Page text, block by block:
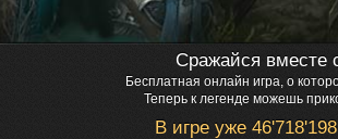
Сражайся вместе
Бесплатная онлайн игра, о
Теперь к легенде можешь
В игре уже